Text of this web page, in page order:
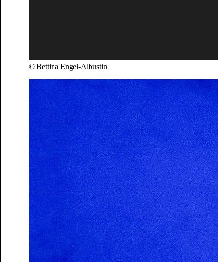
© Bettina Engel-Albustin